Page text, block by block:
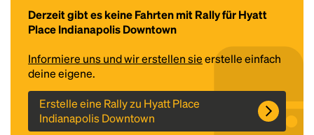
Derzeit gibt es keine Fahrten mit Rally für Hyatt
Place Indianapolis Downtown
Informiere uns und wir erstellen sieerstelle einfach
deine eigene.
Erstelle eine Rally zu Hyatt Place
Indianapolis Downtown
Headline